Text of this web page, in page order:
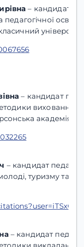
– кандидат
– кандидат
виховання,
академія
– кандидат
туризму та
– кандидат